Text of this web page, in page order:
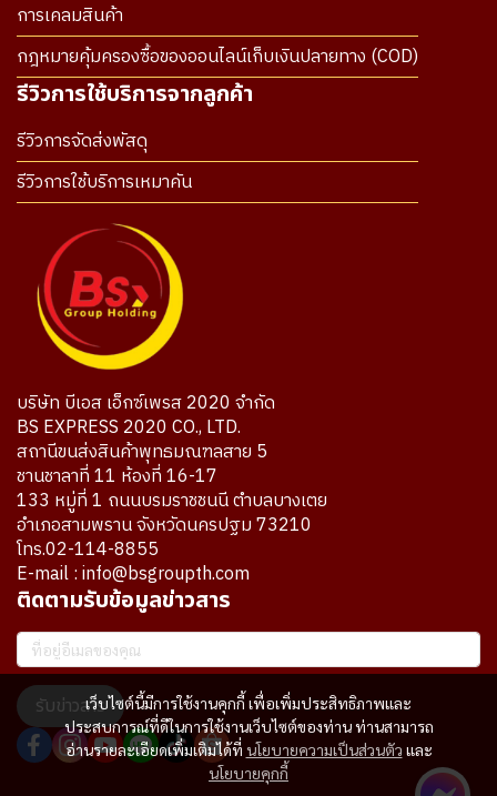
เว็บไซต์นี้มีการใช้งานคุกกี้ เพื่อเพิ่มประสิทธิภาพและ
ประสบการณ์ที่ดีในการใช้งานเว็บไซต์ของท่าน ท่านสามารถ
อ่านรายละเอียดเพิ่มเติมได้ที่ นโยบายความเป็นส่วนตัว และ
นโยบายคุกกี้
การเคลมสินค้า
กฎหมายคุ้มครองซื้อของออนไลน์เก็บเงินปลายทาง (COD)
รีวิวการใช้บริการจากลูกค้า
รีวิวการจัดส่งพัสดุ
รีวิวการใช้บริการเหมาคัน
บริษัท บีเอส เอ็กซ์เพรส 2020 จำกัด
BS EXPRESS 2020 CO., LTD.
สถานีขนส่งสินค้าพุทธมณฑลสาย 5
ชานชาลาที่ 11 ห้องที่ 16-17
133 หมู่ที่ 1 ถนนบรมราชชนนี ตำบลบางเตย
อำเภอสามพราน จังหวัดนครปฐม 73210
โทร.02-114-8855
E-mail : info@bsgroupth.com
ติดตามรับข้อมูลข่าวสาร
รับข่าวสาร